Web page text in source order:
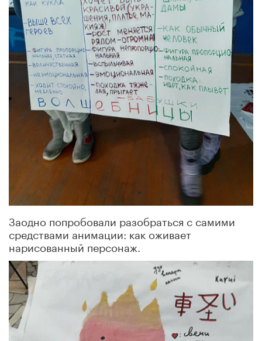
Заодно попробовали разобраться с самими
средствами анимации: как оживает
нарисованный персонаж.